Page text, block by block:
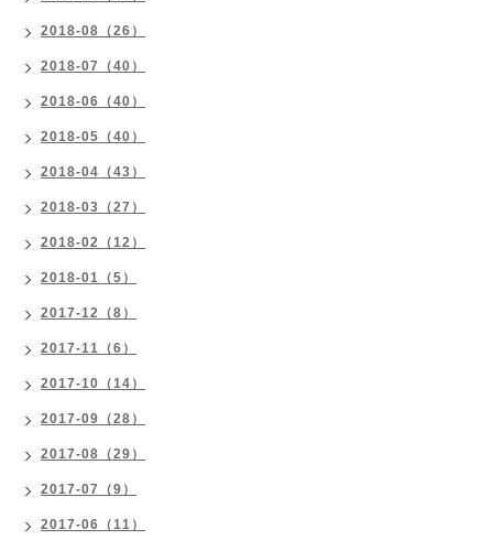
2018-08（26）
2018-07（40）
2018-06（40）
2018-05（40）
2018-04（43）
2018-03（27）
2018-02（12）
2018-01（5）
2017-12（8）
2017-11（6）
2017-10（14）
2017-09（28）
2017-08（29）
2017-07（9）
2017-06（11）